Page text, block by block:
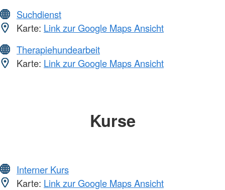
Suchdienst
Karte: Link zur Google Maps Ansicht
Therapiehundearbeit
Karte: Link zur Google Maps Ansicht
Kurse
Interner Kurs
Karte: Link zur Google Maps Ansicht